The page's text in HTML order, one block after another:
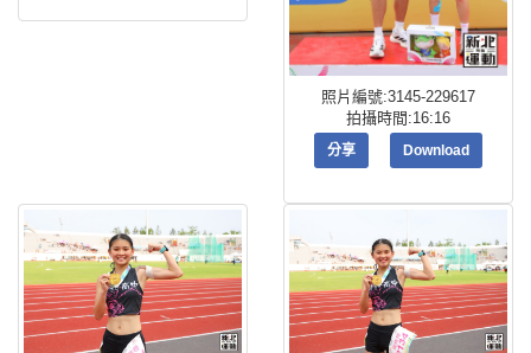
照片編號:3145-229617
拍攝時間:16:16
分享 Download